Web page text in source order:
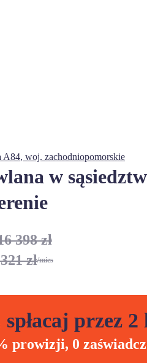
A84, woj. zachodniopomorskie
w
398 zł
zł/mies
przez 2
prowizji, 0